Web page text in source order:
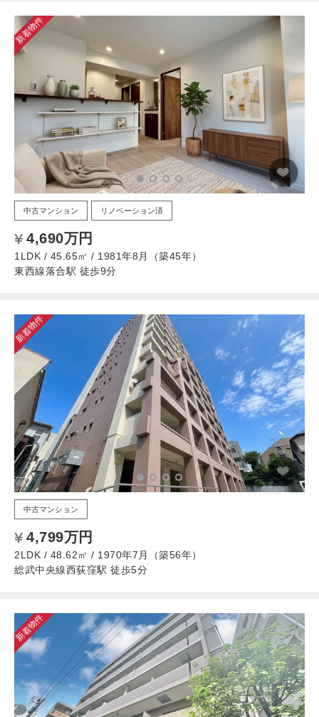
新着物件
中古マンション リノベーション済
4,690万円
1LDK / 45.65㎡ / 1981年8月（築45年）
東西線落合駅 徒歩9分
新着物件
中古マンション
4,799万円
2LDK / 48.62㎡ / 1970年7月（築56年）
総武中央線西荻窪駅 徒歩5分
新着物件